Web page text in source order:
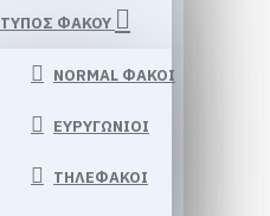
ΤΥΠΟΣ ΦΑΚΟΥ
NORMAL ΦΑΚΟΙ
ΕΥΡΥΓΩΝΙΟΙ
ΤΗΛΕΦΑΚΟΙ